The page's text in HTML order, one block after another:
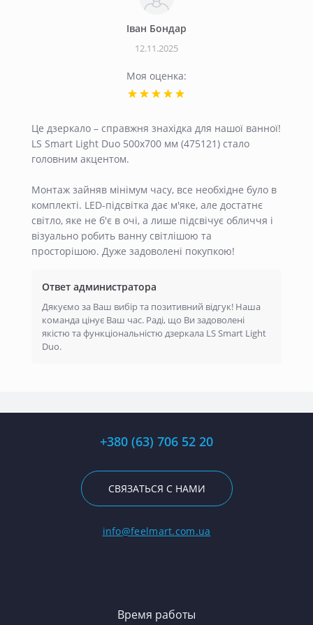
Iван Бондар
12.11.2025
Моя оценка:
Це дзеркало – справжня знахідка для нашої ванної!
LS Smart Light Duo 500х700 мм (475121) стало
головним акцентом.
Монтаж зайняв мінімум часу, все необхідне було в
комплекті. LED-підсвітка дає м'яке, але достатнє
світло, яке не б'є в очі, а лише підсвічує обличчя і
візуально робить ванну світлішою та
просторішою. Дуже задоволені покупкою!
Ответ администратора
Дякуємо за Ваш вибір та позитивний відгук! Наша
команда цінує Ваш час. Раді, що Ви задоволені
якістю та функціональністю дзеркала LS Smart Light
Duo.
+380 (63) 706 52 20
СВЯЗАТЬСЯ С НАМИ
info@feelmart.com.ua
Время работы